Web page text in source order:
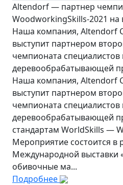
Altendorf — партнер
WoodworkingSkills-2021 на
Наша компания, Altendorf
выступит партнером
чемпионата
деревообрабатывающей
Наша компания, Altendorf
выступит партнером
чемпионата
деревообрабатывающей
стандартам WorldSkills —
Мероприятие состоится в
Международной выставки
обивочные ма...
Подробнее